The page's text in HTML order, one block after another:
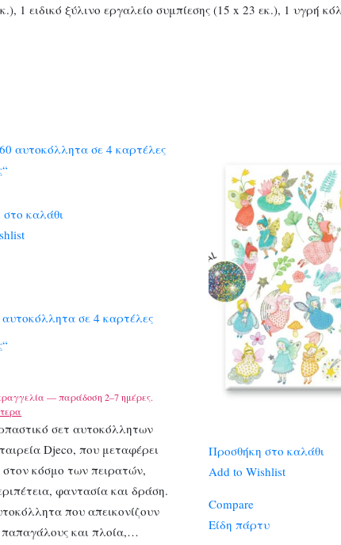
1 ειδικό ξύλινο εργαλείο συμπίεσης (15 x 23 εκ.), 1 υγρή
καλάθι
σε 4 καρτέλες
— παράδοση 2–7 ημέρες.
σετ αυτοκόλλητων
Djeco, που μεταφέρει
στον κόσμο των πειρατών,
φαντασία και δράση.
που απεικονίζουν
παπαγάλους και πλοία,…
Προσθήκη στο καλάθι
Add to Wishlist
Compare
Είδη πάρτυ